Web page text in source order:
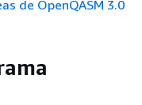
de OpenQASM 3.0